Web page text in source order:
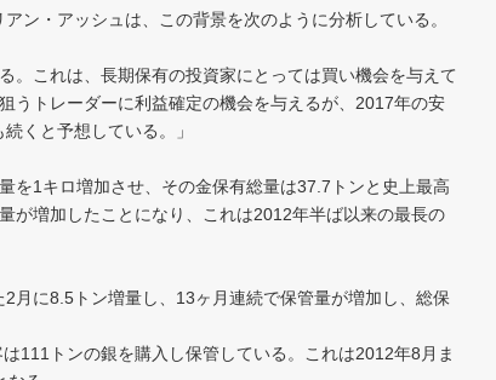
ン・アッシュは、この背景を次のように分析している。
。これは、長期保有の投資家にとっては買い機会を与えて
うトレーダーに利益確定の機会を与えるが、2017年の安
くと予想している。」
を1キロ増加させ、その金保有総量は37.7トンと史上最高
が増加したことになり、これは2012年半ば以来の最長の
月に8.5トン増量し、13ヶ月連続で保管量が増加し、総保
111トンの銀を購入し保管している。これは2012年8月ま